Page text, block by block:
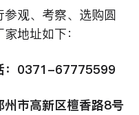
观、考察、选购圆
地址如下：
：0371-67775599
市高新区檀香路8号